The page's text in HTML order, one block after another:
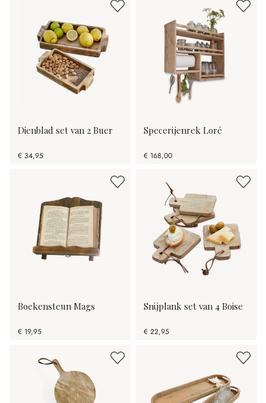
Dienblad set van 2 Buer
€ 34,95
Specerijenrek Loré
€ 168,00
Boekensteun Mags
€ 19,95
Snijplank set van 4 Boise
€ 22,95